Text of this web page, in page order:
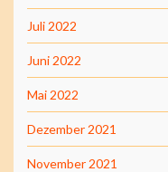
Juli 2022
Juni 2022
Mai 2022
Dezember 2021
November 2021